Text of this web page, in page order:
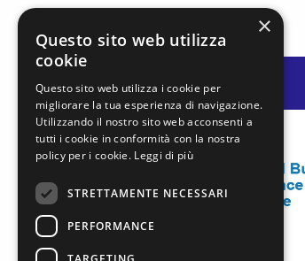
×
Questo sito web utilizza
cookie
Questo sito web utilizza i cookie per
migliorare la tua esperienza di navigazione.
Utilizzando il nostro sito web acconsenti a
tutti i cookie in conformità con la nostra
policy per i cookie. Leggi di più
STRETTAMENTE NECESSARI
PERFORMANCE